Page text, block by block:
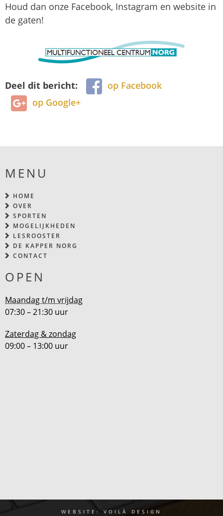
Houd dan onze Facebook, Instagram en website in
de gaten!
Deel dit bericht:
op Facebook
op Google+
MENU
HOME
OVER
SPORTEN
MOGELIJKHEDEN
LESROOSTER
DE KAPPER NORG
CONTACT
OPEN
Maandag t/m vrijdag
07:30 – 21:30 uur
Zaterdag & zondag
09:00 – 13:00 uur
WEBSITE: VOILÀ DESIGN